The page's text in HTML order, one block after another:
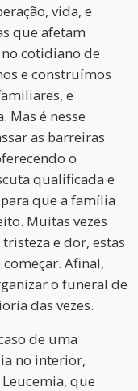
vida, e
que afetam
cotidiano de
e construímos
e
Mas é nesse
as barreiras
o
qualificada e
que a família
Muitas vezes
e dor, estas
Afinal,
o funeral de
das vezes.
de uma
no interior,
que